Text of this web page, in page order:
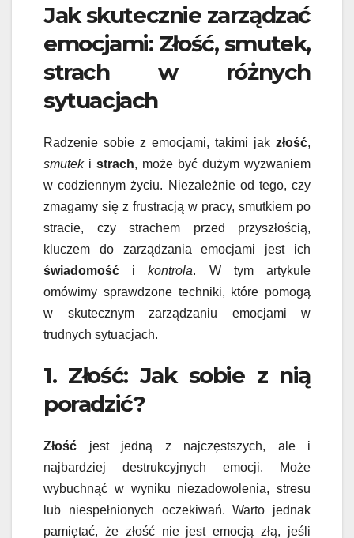
Jak skutecznie zarządzać
emocjami: Złość, smutek,
strach w różnych
sytuacjach
Radzenie sobie z emocjami, takimi jak złość,
smuteki strach, może być dużym wyzwaniem
w codziennym życiu. Niezależnie od tego, czy
zmagamy się z frustracją w pracy, smutkiem po
stracie, czy strachem przed przyszłością,
kluczem do zarządzania emocjami jest ich
świadomość ikontrola. W tym artykule
omówimy sprawdzone techniki, które pomogą
w skutecznym zarządzaniu emocjami w
trudnych sytuacjach.
1. Złość: Jak sobie z nią
poradzić?
Złość jest jedną z najczęstszych, ale i
najbardziej destrukcyjnych emocji. Może
wybuchnąć w wyniku niezadowolenia, stresu
lub niespełnionych oczekiwań. Warto jednak
pamiętać, że złość nie jest emocją złą, jeśli